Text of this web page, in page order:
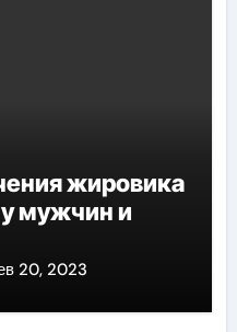
жировика
у мужчин и
20, 2023